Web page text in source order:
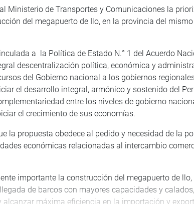
Ministerio de Transportes y Comunicaciones la
del megapuerto de Ilo, en la provincia del
a la Política de Estado N.° 1 del Acuerdo
descentralización política, económica y
del Gobierno nacional a los gobiernos
el desarrollo integral, armónico y sostenido del
entre los niveles de gobierno
el crecimiento de sus economías.
la propuesta obedece al pedido y necesidad de la
económicas relacionadas al intercambio
importante la construcción del megapuerto de
de barcos con mayores capacidades y
alcanzar máxima eficiencia en la importación y